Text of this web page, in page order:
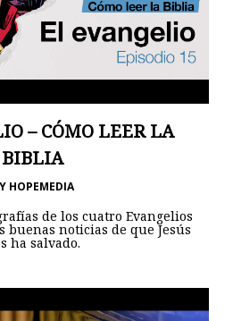
– CÓMO LEER LA
BIBLIA
HOPEMEDIA
de los cuatro Evangelios
buenas noticias de que Jesús
ha salvado.